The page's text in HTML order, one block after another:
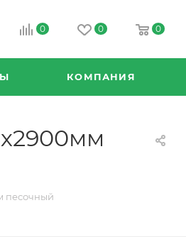
0 0 0
КОМПАНИЯ
песочный